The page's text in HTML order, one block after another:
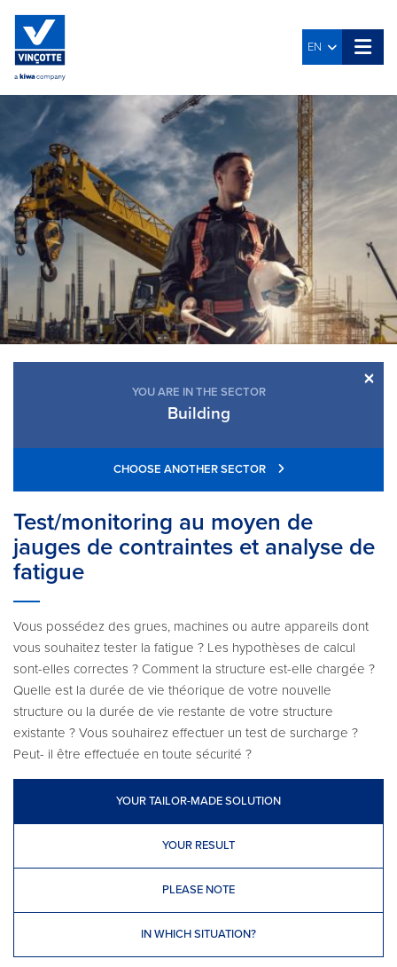
EN
×
YOU ARE IN THE SECTOR
Building
CHOOSE ANOTHER SECTOR
Test/monitoring au moyen de
jauges de contraintes et analyse de
fatigue
Vous possédez des grues, machines ou autre appareils dont
vous souhaitez tester la fatigue ? Les hypothèses de calcul
sont-elles correctes ? Comment la structure est-elle chargée ?
Quelle est la durée de vie théorique de votre nouvelle
structure ou la durée de vie restante de votre structure
existante ? Vous souhairez effectuer un test de surcharge ?
Peut- il être effectuée en toute sécurité ?
YOUR TAILOR-MADE SOLUTION
YOUR RESULT
PLEASE NOTE
IN WHICH SITUATION?